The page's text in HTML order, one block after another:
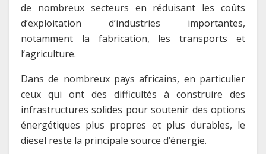
de nombreux secteurs en réduisant les coûts
d’exploitation d’industries importantes,
notamment la fabrication, les transports et
l’agriculture.
Dans de nombreux pays africains, en particulier
ceux qui ont des difficultés à construire des
infrastructures solides pour soutenir des options
énergétiques plus propres et plus durables, le
diesel reste la principale source d’énergie.